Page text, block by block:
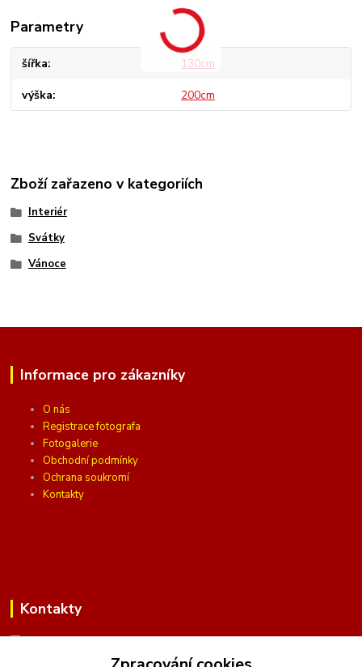
Parametry
šířka 130cm
výška 200cm
Zboží zařazeno v kategoriích
Interiér
Svátky
Vánoce
Informace pro zákazníky
O nás
Registrace fotografa
Fotogalerie
Obchodní podmínky
Ochrana soukromí
Kontakty
Kontakty
(Po-Pá, 10 - 16 hod.)